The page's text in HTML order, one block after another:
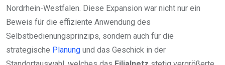
Nordrhein-Westfalen. Diese Expansion war nicht nur ein
Beweis für die effiziente Anwendung des
Selbstbedienungsprinzips, sondern auch für die
strategische Planung und das Geschick in der